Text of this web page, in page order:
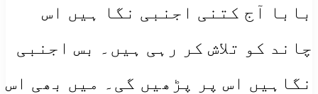
بابا آج کتنی اجنبی نگا ہیں اس
چاند کو تلاش کر رہی ہیں۔ بس اجنبی
نگاہیں اس پر پڑھیں گی۔ میں بھی اس